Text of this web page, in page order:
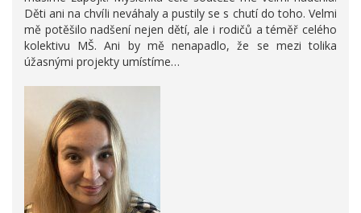
Děti ani na chvíli neváhaly a pustily se s chutí do toho. Velmi
mě potěšilo nadšení nejen dětí, ale i rodičů a téměř celého
kolektivu MŠ. Ani by mě nenapadlo, že se mezi tolika
úžasnými projekty umístíme…